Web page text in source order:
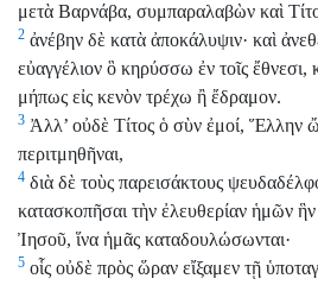
μετὰ Βαρνάβα, συμπαραλαβὼν καὶ
2 ἀνέβην δὲ κατὰ ἀποκάλυψιν· καὶ
εὐαγγέλιον ὃ κηρύσσω ἐν τοῖς ἔθνεσι,
μήπως εἰς κενὸν τρέχω ἢ ἔδραμον.
3 Ἀλλ’ οὐδὲ Τίτος ὁ σὺν ἐμοί, Ἕλλην
περιτμηθῆναι,
4 διὰ δὲ τοὺς παρεισάκτους
κατασκοπῆσαι τὴν ἐλευθερίαν ἡμῶν
Ἰησοῦ, ἵνα ἡμᾶς καταδουλώσωνται·
5 οἷς οὐδὲ πρὸς ὥραν εἴξαμεν τῇ